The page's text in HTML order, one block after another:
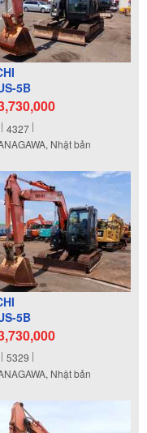
5B
4327
Nhật bản
5B
5329
Nhật bản